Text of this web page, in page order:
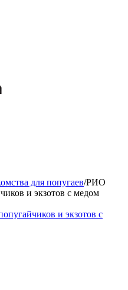
для попугаев/РИО
и экзотов с медом